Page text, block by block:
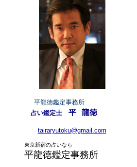
平龍徳鑑定事務所
占い鑑定士 平 龍徳
tairaryutoku@gmail.com
東京新宿の占いなら
平龍徳鑑定事務所